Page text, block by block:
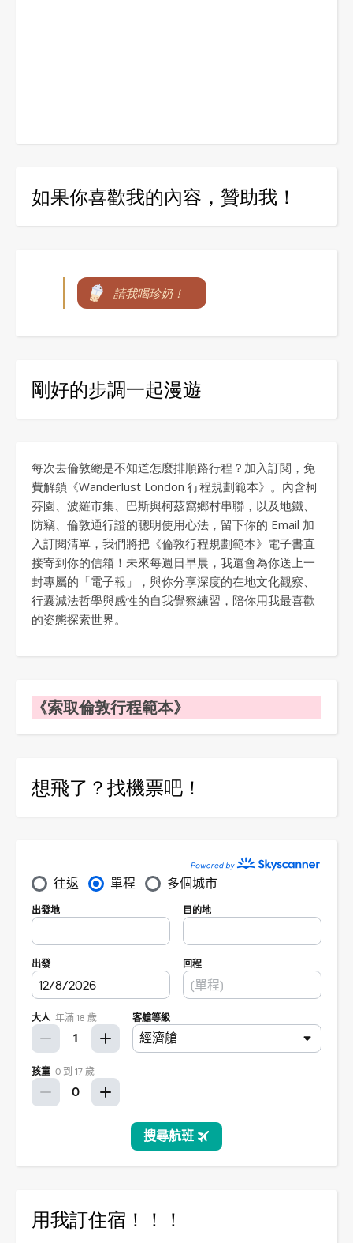
如果你喜歡我的內容，贊助我！
請我喝珍奶！
剛好的步調一起漫遊
每次去倫敦總是不知道怎麼排順路行程？加入訂閱，免
費解鎖《Wanderlust London 行程規劃範本》。內含柯
芬園、波羅市集、巴斯與柯茲窩鄉村串聯，以及地鐵、
防竊、倫敦通行證的聰明使用心法，留下你的 Email 加
入訂閱清單，我們將把《倫敦行程規劃範本》電子書直
接寄到你的信箱！未來每週日早晨，我還會為你送上一
封專屬的「電子報」，與你分享深度的在地文化觀察、
行囊減法哲學與感性的自我覺察練習，陪你用我最喜歡
的姿態探索世界。
《索取倫敦行程範本》
想飛了？找機票吧！
用我訂住宿！！！